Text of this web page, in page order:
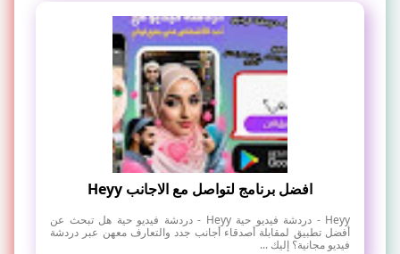
افضل برنامج لتواصل مع الاجانب Heyy
Heyy - دردشة فيديو حية Heyy - دردشة فيديو حية هل تبحث عن
أفضل تطبيق لمقابلة أصدقاء أجانب جدد والتعارف معهن عبر دردشة
فيديو مجانية؟ إليك ...